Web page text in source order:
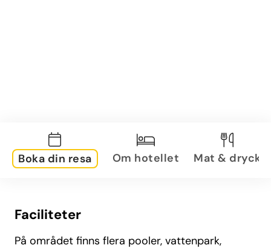
Boka din resa Om hotellet Mat & dryck
Faciliteter
På området finns flera pooler, vattenpark,